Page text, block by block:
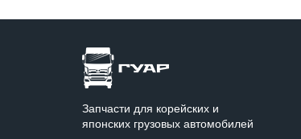
Запчасти для корейских и
японских грузовых автомобилей